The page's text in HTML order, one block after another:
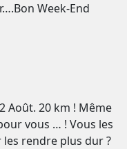
Week-End
Août. 20 km ! Même
vous … ! Vous les
rendre plus dur ?